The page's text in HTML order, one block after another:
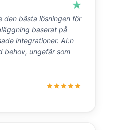
den bästa lösningen för
baserat på
integrationer. AI:n
behov, ungefär som